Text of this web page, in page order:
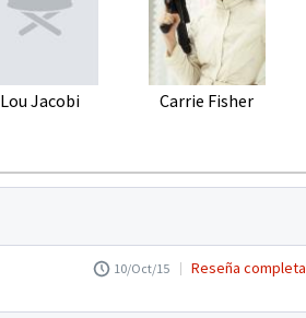
Lou Jacobi Carrie Fisher
10/Oct/15 Reseña completa